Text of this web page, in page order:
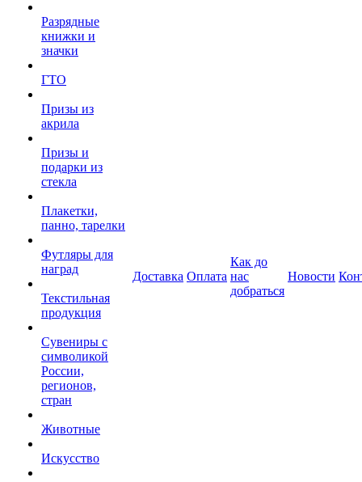
Разрядные
книжки и
значки
ГТО
Призы из
акрила
Призы и
подарки из
стекла
Плакетки,
панно, тарелки
Футляры для
наград
Текстильная
продукция
Сувениры с
символикой
России,
регионов,
стран
Животные
Искусство
Доставка Оплата
Как до
нас
добраться
Новости